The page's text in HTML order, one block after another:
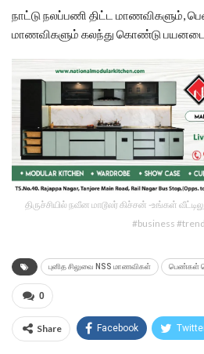
நாட்டு நலப்பணி திட்ட மாணவிகளும்,
மாணவிகளும் கலந்து கொண்டு
திருச்சியில் நவீன மாடூலர் கிச்சன் -உங்கள்
#business
புனித சிலுவை NSS மாணவிகள் பெண்கள்
0
Share Facebook